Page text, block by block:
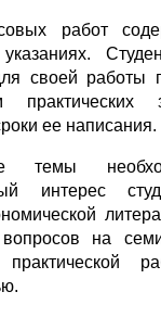
работ
указаниях.
своей работы
практических
ее написания.
темы
интерес
на